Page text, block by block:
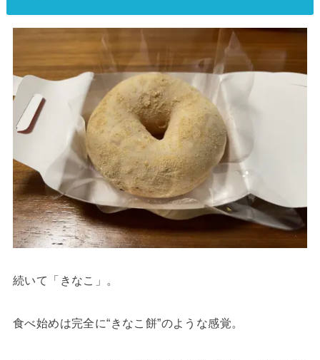
続いて「きなこ」。
食べ始めは完全に“きなこ餅”のような感覚。